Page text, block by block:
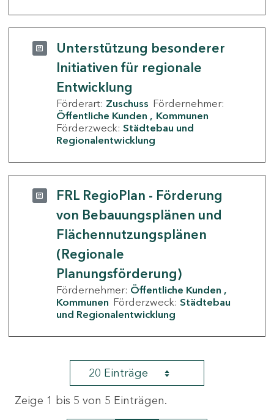
Unterstützung besonderer
Initiativen für regionale
Entwicklung
Förderart: Zuschuss Fördernehmer:
Öffentliche Kunden
Kommunen
Förderzweck: Städtebau und
Regionalentwicklung
FRL RegioPlan - Förderung
von Bebauungsplänen und
Flächennutzungsplänen
(Regionale
Planungsförderung)
Fördernehmer: Öffentliche Kunden
Kommunen Förderzweck: Städtebau
und Regionalentwicklung
20 Einträge
Zeige 1 bis 5 von 5 Einträgen.